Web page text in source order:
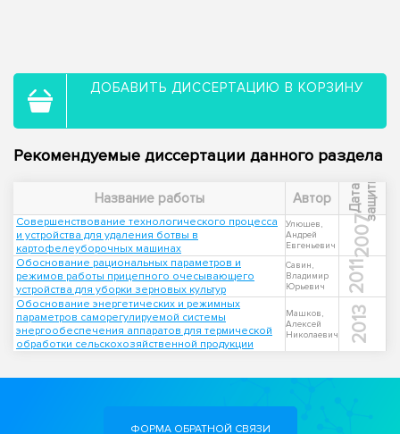
ДОБАВИТЬ ДИССЕРТАЦИЮ В КОРЗИНУ
Рекомендуемые диссертации данного раздела
Название работы Автор Д
а
т
а
з
а
щ
и
т ы
Совершенствование технологического процесса
и устройства для удаления ботвы в
картофелеуборочных машинах
Улюшев,
Андрей
Евгеньевич
2007
Обоснование рациональных параметров и
режимов работы прицепного очесывающего
устройства для уборки зерновых культур
Савин,
Владимир
Юрьевич
2011
Обоснование энергетических и режимных
параметров саморегулируемой системы
энергообеспечения аппаратов для термической
обработки сельскохозяйственной продукции
Машков,
Алексей
Николаевич
2013
ФОРМА ОБРАТНОЙ СВЯЗИ